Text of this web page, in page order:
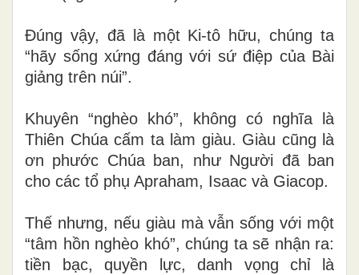
Đúng vậy, đã là một Ki-tô hữu, chúng ta
“hãy sống xứng đáng với sứ điệp của Bài
giảng trên núi”.
Khuyên “nghèo khó”, không có nghĩa là
Thiên Chúa cấm ta làm giàu. Giàu cũng là
ơn phước Chúa ban, như Người đã ban
cho các tổ phụ Apraham, Isaac và Giacop.
Thế nhưng, nếu giàu mà vẫn sống với một
“tâm hồn nghèo khó”, chúng ta sẽ nhận ra:
tiền bạc, quyền lực, danh vọng chỉ là